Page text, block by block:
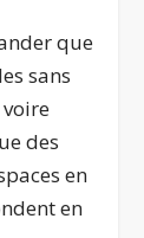
que
sans
des
en
en